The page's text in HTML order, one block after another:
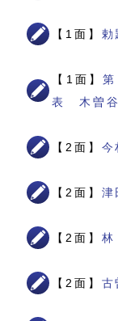
【1面】 勅
【1面】
表 木曽谷
【2面】
【2面】
【2面】
【2面】